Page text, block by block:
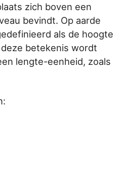
zich boven een
bevindt. Op aarde
als de hoogte
betekenis wordt
lengte-eenheid, zoals